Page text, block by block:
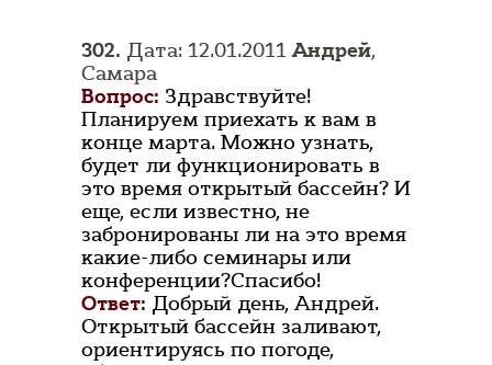
302. Дата: 12.01.2011Андрей,
Самара
Вопрос: Здравствуйте!
Планируем приехать к вам в
конце марта. Можно узнать,
будет ли функционировать в
это время открытый бассейн? И
еще, если известно, не
забронированы ли на это время
какие-либо семинары или
конференции?Спасибо!
Ответ: Добрый день, Андрей.
Открытый бассейн заливают,
ориентируясь по погоде,